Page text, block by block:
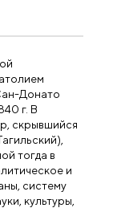
Донато
г. В
скрывшийся
тогда в
и
систему
культуры,